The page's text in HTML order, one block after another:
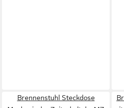
Brennenstuhl Steckdose